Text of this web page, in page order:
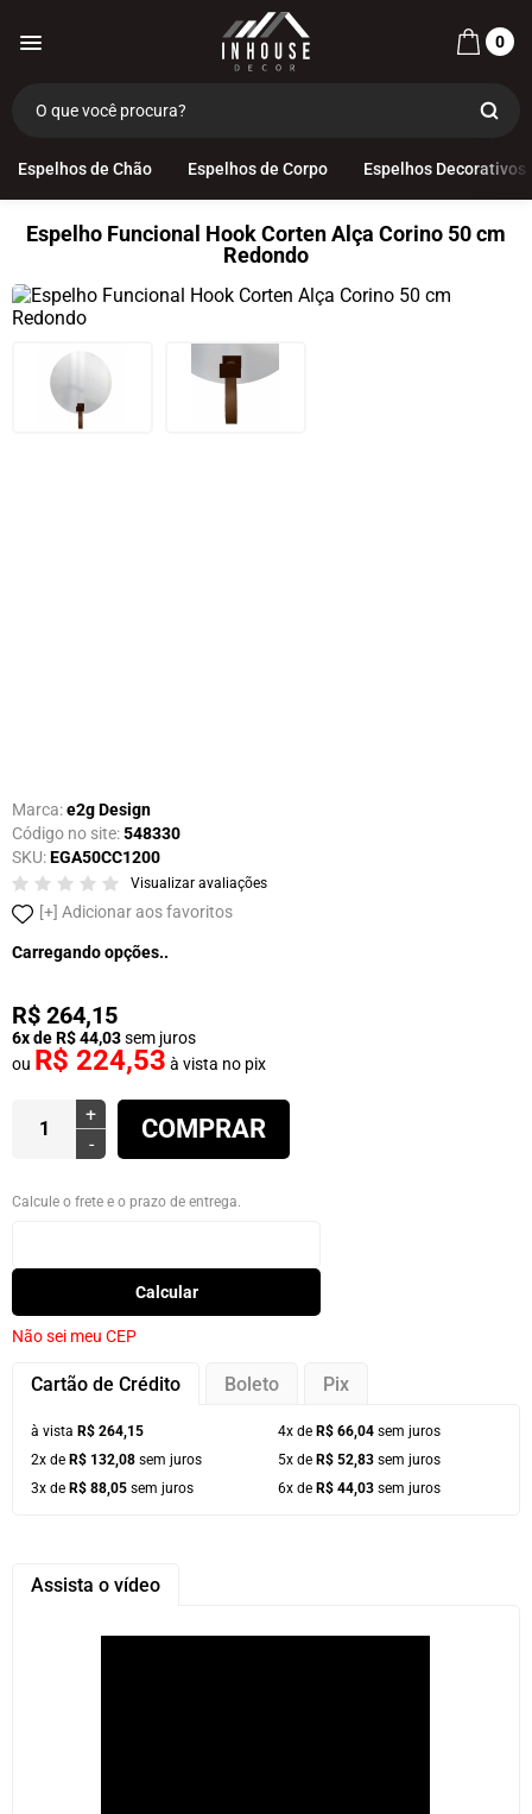
0
Espelhos de Chão Espelhos de Corpo Espelhos Decorativos
Espelho Funcional Hook Corten Alça Corino 50 cm
Redondo
Marca:e2g Design
Código no site:548330
SKU:EGA50CC1200
Visualizar avaliações
Adicionar aos favoritos
Carregando opções..
R$ 264,15
6x de R$ 44,03sem juros
ou R$ 224,53 à vista no pix
+
-
COMPRAR
Calcule o frete e o prazo de entrega.
Calcular
Não sei meu CEP
Cartão de Crédito Boleto Pix
à vista R$ 264,15
2x de R$ 132,08 sem juros
3x de R$ 88,05 sem juros
4x de R$ 66,04 sem juros
5x de R$ 52,83 sem juros
6x de R$ 44,03 sem juros
Assista o vídeo